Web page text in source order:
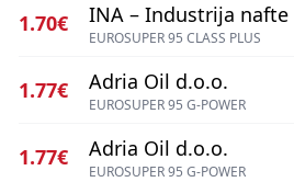
1.70€ INA – Industrija nafte
EUROSUPER 95 CLASS PLUS
1.77€ Adria Oil d.o.o.
EUROSUPER 95 G-POWER
1.77€ Adria Oil d.o.o.
EUROSUPER 95 G-POWER